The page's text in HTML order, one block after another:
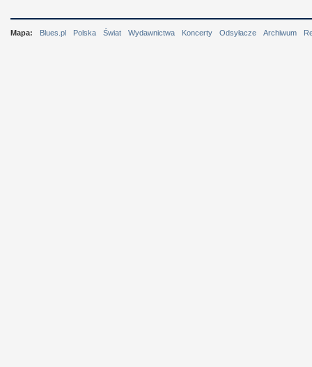
Mapa: Blues.pl Polska Świat Wydawnictwa Koncerty Odsyłacze Archiwum